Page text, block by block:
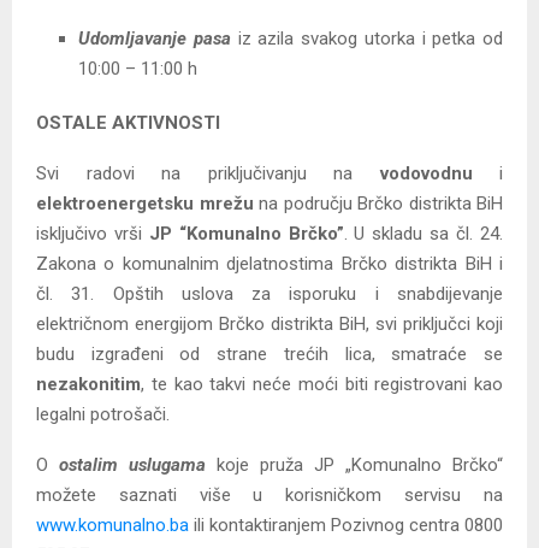
Udomljavanje pasa iz azila svakog utorka i petka od
10:00 – 11:00 h
OSTALE AKTIVNOSTI
Svi radovi na priključivanju navodovodnu i
elektroenergetsku mrežu na području Brčko distrikta BiH
isključivo vrši JP “Komunalno Brčko”. U skladu sa čl. 24.
Zakona o komunalnim djelatnostima Brčko distrikta BiH i
čl. 31. Opštih uslova za isporuku i snabdijevanje
električnom energijom Brčko distrikta BiH, svi priključci koji
budu izgrađeni od strane trećih lica, smatraće se
nezakonitim, te kao takvi neće moći biti registrovani kao
legalni potrošači.
O ostalim uslugama koje pruža JP „Komunalno Brčko“
možete saznati više u korisničkom servisu na
www.komunalno.ba ili kontaktiranjem Pozivnog centra 0800